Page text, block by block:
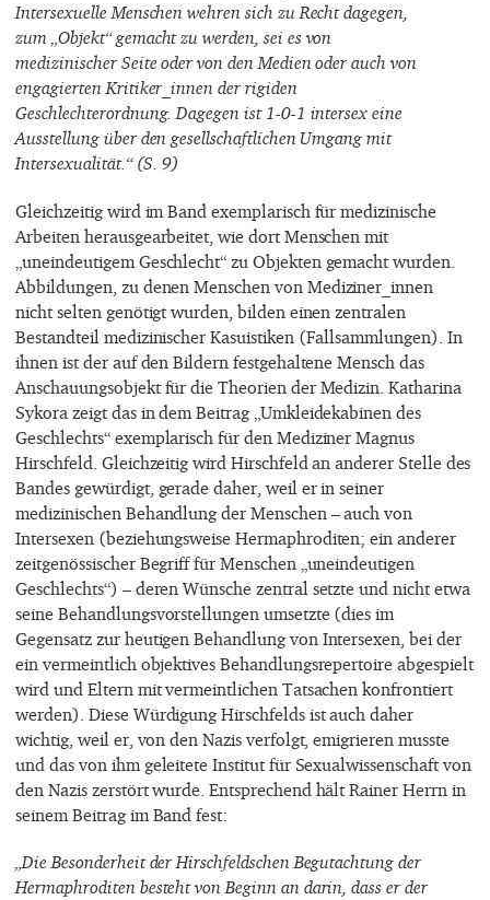
Intersexuelle Menschen wehren sich zu Recht dagegen,
zum „Objekt“ gemacht zu werden, sei es von
medizinischer Seite oder von den Medien oder auch von
engagierten Kritiker_innen der rigiden
Geschlechterordnung. Dagegen ist 1-0-1 intersex eine
Ausstellung über den gesellschaftlichen Umgang mit
Intersexualität.“ (S. 9)
Gleichzeitig wird im Band exemplarisch für medizinische
Arbeiten herausgearbeitet, wie dort Menschen mit
„uneindeutigem Geschlecht“ zu Objekten gemacht wurden.
Abbildungen, zu denen Menschen von Mediziner_innen
nicht selten genötigt wurden, bilden einen zentralen
Bestandteil medizinischer Kasuistiken (Fallsammlungen). In
ihnen ist der auf den Bildern festgehaltene Mensch das
Anschauungsobjekt für die Theorien der Medizin. Katharina
Sykora zeigt das in dem Beitrag „Umkleidekabinen des
Geschlechts“ exemplarisch für den Mediziner Magnus
Hirschfeld. Gleichzeitig wird Hirschfeld an anderer Stelle des
Bandes gewürdigt, gerade daher, weil er in seiner
medizinischen Behandlung der Menschen – auch von
Intersexen (beziehungsweise Hermaphroditen; ein anderer
zeitgenössischer Begriff für Menschen „uneindeutigen
Geschlechts“) – deren Wünsche zentral setzte und nicht etwa
seine Behandlungsvorstellungen umsetzte (dies im
Gegensatz zur heutigen Behandlung von Intersexen, bei der
ein vermeintlich objektives Behandlungsrepertoire abgespielt
wird und Eltern mit vermeintlichen Tatsachen konfrontiert
werden). Diese Würdigung Hirschfelds ist auch daher
wichtig, weil er, von den Nazis verfolgt, emigrieren musste
und das von ihm geleitete Institut für Sexualwissenschaft von
den Nazis zerstört wurde. Entsprechend hält Rainer Herrn in
seinem Beitrag im Band fest:
„Die Besonderheit der Hirschfeldschen Begutachtung der
Hermaphroditen besteht von Beginn an darin, dass er der